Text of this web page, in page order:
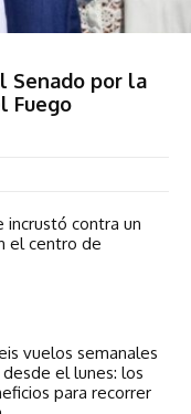
Senado por la
Fuego
incrustó contra un
el centro de
vuelos semanales
el lunes: los
para recorrer